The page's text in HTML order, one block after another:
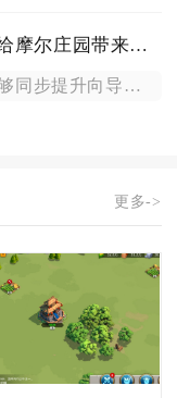
放向导桌可以给摩尔庄园带来什么效果
摆放向导桌能够同步提升向导职业升级速度、庄园社交活跃度、全场...
更多->